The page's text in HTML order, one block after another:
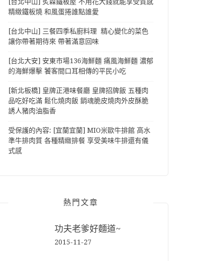
精緻鐵板燒 和風蛋捲誰點誰愛
[台北中山] 三餐四季私廚料理 精心變化的菜色
讓你帶著期待來 帶著滿意回味
[台北大安] 安東市場136海鮮麵 痛風海鮮麵 濃郁
的海鮮爆擊 饕客間口耳相傳的平民小吃
[新北板橋] 皇牌正港味餐廳 皇牌招牌飯 五種肉
品吃好吃滿 鬆化燒肉飯 銷魂脆皮燒肉外皮酥脆
誘人豬肉油脂香
受保護的內容: [宜蘭宜蘭] MIO米歐牛排館 高水
準牛排肉質 各種精緻排餐 享受美味牛排還有儀
式感
熱門文章
功夫老爹好麵道~
2015-11-27